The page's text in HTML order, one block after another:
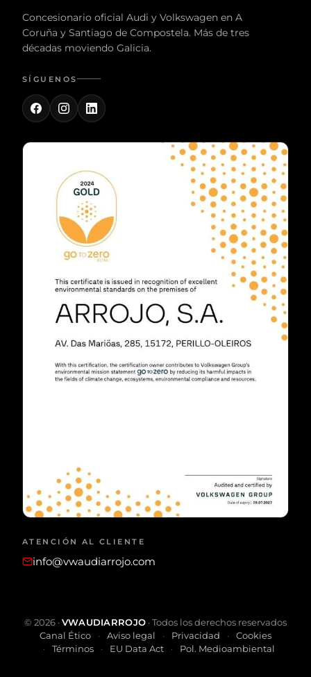
Concesionario oficial Audi y Volkswagen en A
Coruña y Santiago de Compostela. Más de tres
décadas moviendo Galicia.
SÍGUENOS
ATENCIÓN AL CLIENTE
info@vwaudiarrojo.com
© 2026·VWAUDIARROJO · Todos los derechos reservados
Canal Ético
Aviso legal Privacidad
Cookies
Términos
EU Data Act Pol. Medioambiental